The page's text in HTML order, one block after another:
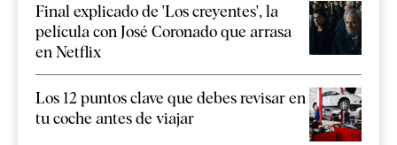
Final explicado de 'Los creyentes', la
película con José Coronado que arrasa
en Netflix
Los 12 puntos clave que debes revisar en
tu coche antes de viajar